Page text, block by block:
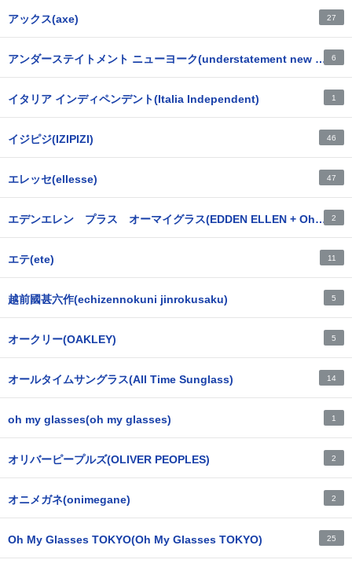
アックス(axe) 27
アンダーステイトメント ニューヨーク(understatement new york) 6
イタリア インディペンデント(Italia Independent) 1
イジピジ(IZIPIZI) 46
エレッセ(ellesse) 47
エデンエレン プラス オーマイグラス(EDDEN ELLEN + Oh My Glasses) 2
エテ(ete) 11
越前國甚六作(echizennokuni jinrokusaku) 5
オークリー(OAKLEY) 5
オールタイムサングラス(All Time Sunglass) 14
oh my glasses(oh my glasses) 1
オリバーピープルズ(OLIVER PEOPLES) 2
オニメガネ(onimegane) 2
Oh My Glasses TOKYO(Oh My Glasses TOKYO) 25